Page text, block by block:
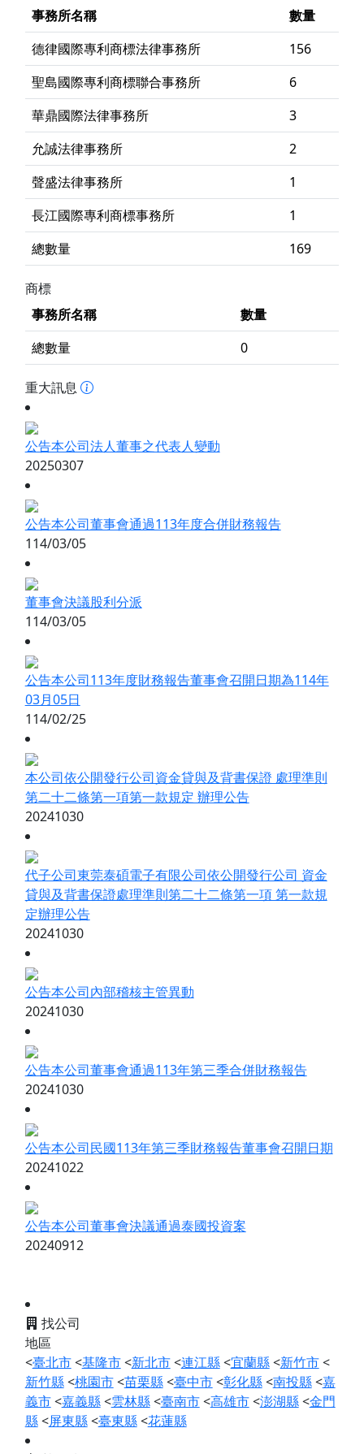
事務所名稱
數量
德律國際專利商標法律事務所
156
聖島國際專利商標聯合事務所
6
華鼎國際法律事務所
3
允誠法律事務所
2
聲盛法律事務所
1
長江國際專利商標事務所
1
總數量
169
商標
事務所名稱
數量
總數量
0
重大訊息
公告本公司法人董事之代表人變動
20250307
公告本公司董事會通過113年度合併財務報告
114/03/05
董事會決議股利分派
114/03/05
公告本公司113年度財務報告董事會召開日期為114年
03月05日
114/02/25
本公司依公開發行公司資金貸與及背書保證 處理準則
第二十二條第一項第一款規定 辦理公告
20241030
代子公司東莞泰碩電子有限公司依公開發行公司 資金
貸與及背書保證處理準則第二十二條第一項 第一款規
定辦理公告
20241030
公告本公司內部稽核主管異動
20241030
公告本公司董事會通過113年第三季合併財務報告
20241030
公告本公司民國113年第三季財務報告董事會召開日期
20241022
公告本公司董事會決議通過泰國投資案
20240912
找公司
地區
<臺北市<基隆市<新北市<連江縣<宜蘭縣<新竹市<
新竹縣<桃園市<苗栗縣<臺中市<彰化縣<南投縣<嘉
義市<嘉義縣<雲林縣<臺南市<高雄市<澎湖縣<金門
縣<屏東縣<臺東縣<花蓮縣